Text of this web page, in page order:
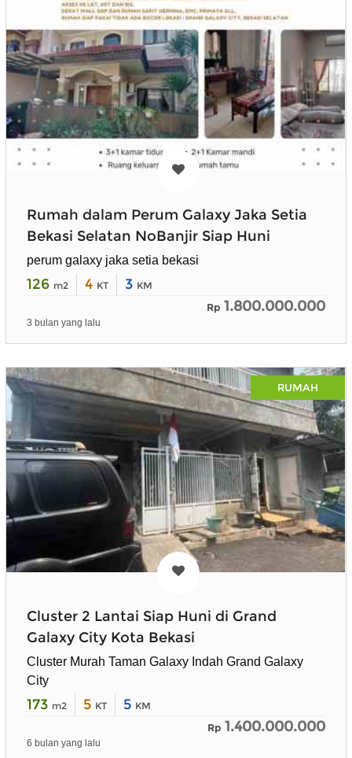
Rumah dalam Perum Galaxy Jaka Setia
Bekasi Selatan NoBanjir Siap Huni
perum galaxy jaka setia bekasi
126 m2 4 KT 3 KM
Rp 1.800.000.000
3 bulan yang lalu
RUMAH
Cluster 2 Lantai Siap Huni di Grand
Galaxy City Kota Bekasi
Cluster Murah Taman Galaxy Indah Grand Galaxy
City
173 m2 5 KT 5 KM
Rp 1.400.000.000
6 bulan yang lalu